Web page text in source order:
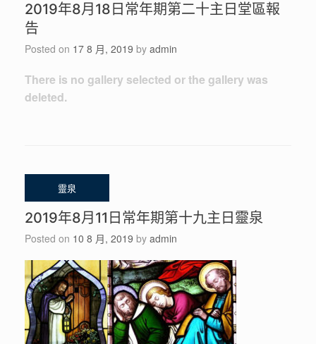
2019年8月18日常年期第二十主日堂區報
告
Posted on 17 8 月, 2019 by admin
There is no gallery selected or the gallery was
deleted.
2019年8月11日常年期第十九主日靈泉
Posted on 10 8 月, 2019 by admin